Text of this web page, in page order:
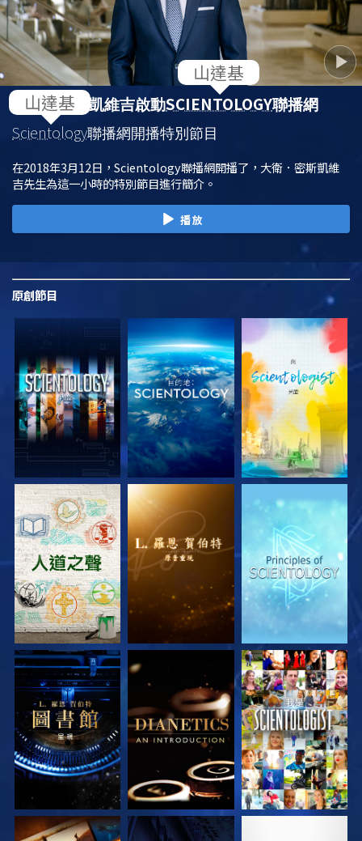
大衛．密斯凱維吉啟動SCIENTOLOGY聯播網
Scientology聯播網開播特別節目
在2018年3月12日，Scientology聯播網開播了，大衛．密斯凱維
吉先生為這一小時的特別節目進行簡介。
播放
原創節目
探索系列節目 探索系列節目 探索系列節目
探索系列節目 探索系列節目 觀看